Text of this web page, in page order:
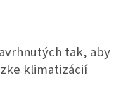
tak, aby
klimatizácií